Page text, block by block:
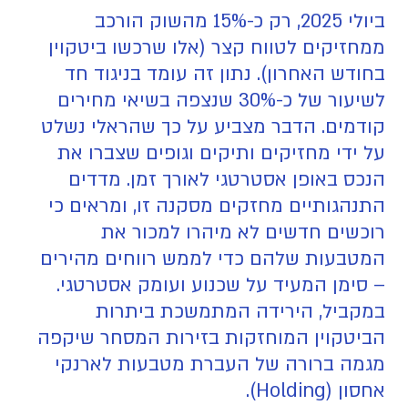
ביולי 2025, רק כ-15% מהשוק הורכב
ממחזיקים לטווח קצר (אלו שרכשו ביטקוין
בחודש האחרון). נתון זה עומד בניגוד חד
לשיעור של כ-30% שנצפה בשיאי מחירים
קודמים. הדבר מצביע על כך שהראלי נשלט
על ידי מחזיקים ותיקים וגופים שצברו את
הנכס באופן אסטרטגי לאורך זמן. מדדים
התנהגותיים מחזקים מסקנה זו, ומראים כי
רוכשים חדשים לא מיהרו למכור את
המטבעות שלהם כדי לממש רווחים מהירים
– סימן המעיד על שכנוע ועומק אסטרטגי.
במקביל, הירידה המתמשכת ביתרות
הביטקוין המוחזקות בזירות המסחר שיקפה
מגמה ברורה של העברת מטבעות לארנקי
אחסון (Holding).